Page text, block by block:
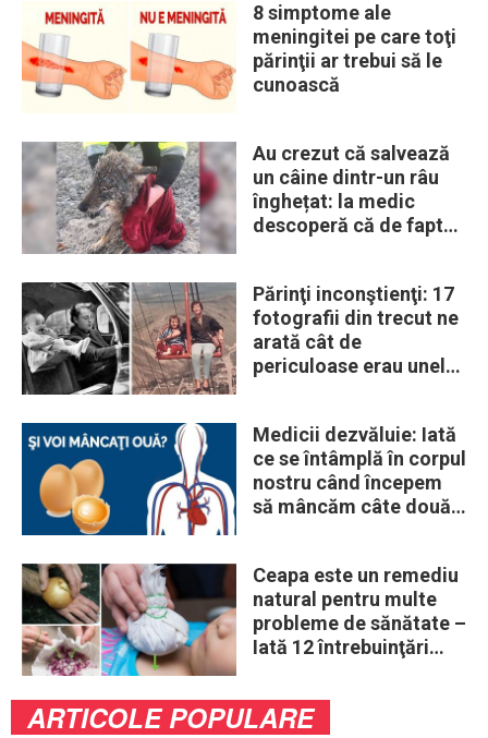
8 simptome ale
meningitei pe care toţi
părinţii ar trebui să le
cunoască
Au crezut că salvează
un câine dintr-un râu
înghețat: la medic
descoperă că de fapt
Părinţi inconştienţi: 17
fotografii din trecut ne
arată cât de
periculoase erau unele
Medicii dezvăluie: Iată
ce se întâmplă în corpul
nostru când începem
să mâncăm câte două
Ceapa este un remediu
natural pentru multe
probleme de sănătate –
Iată 12 întrebuinţări
ARTICOLE POPULARE